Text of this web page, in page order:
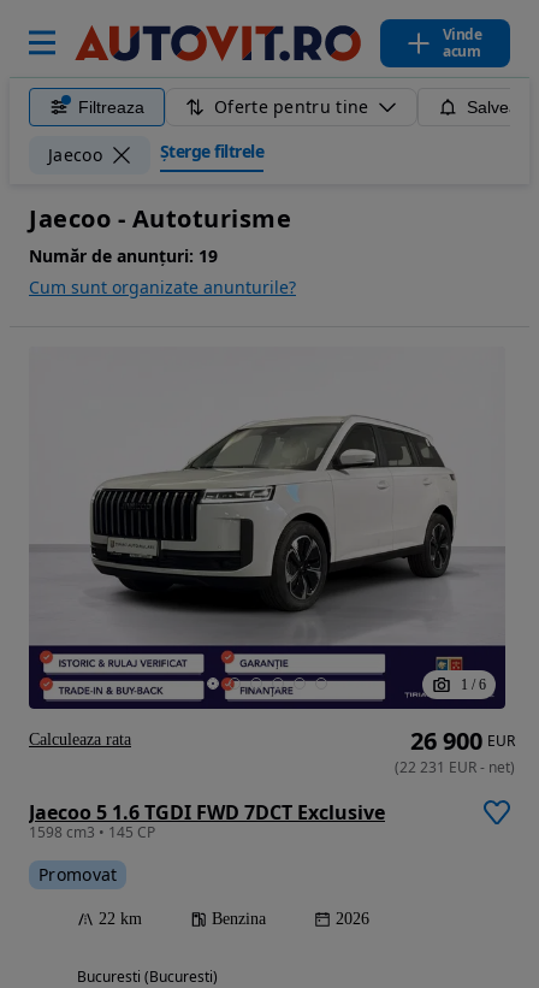
Vinde
acum
Filtreaza Oferte pentru tine
Jaecoo Șterge filtrele
Jaecoo - Autoturisme
Număr de anunțuri: 19
Cum sunt organizate anunturile?
1 / 6
Jaecoo 5 1.6 TGDI FWD 7DCT Exclusive
1598 cm3 • 145 CP
Promovat
22 km Benzina 2026
Bucuresti (Bucuresti)
26 900 EUR
(22 231 EUR- net)
Calculeaza rata